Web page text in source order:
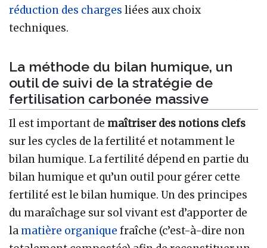
réduction des charges liées aux choix
techniques.
La méthode du bilan humique, un
outil de suivi de la stratégie de
fertilisation carbonée massive
Il est important de maîtriser des notions clefs
sur les cycles de la fertilité et notamment le
bilan humique. La fertilité dépend en partie du
bilan humique et qu’un outil pour gérer cette
fertilité est le bilan humique. Un des principes
du maraîchage sur sol vivant est d’apporter de
la matière organique fraîche (c’est-à-dire non